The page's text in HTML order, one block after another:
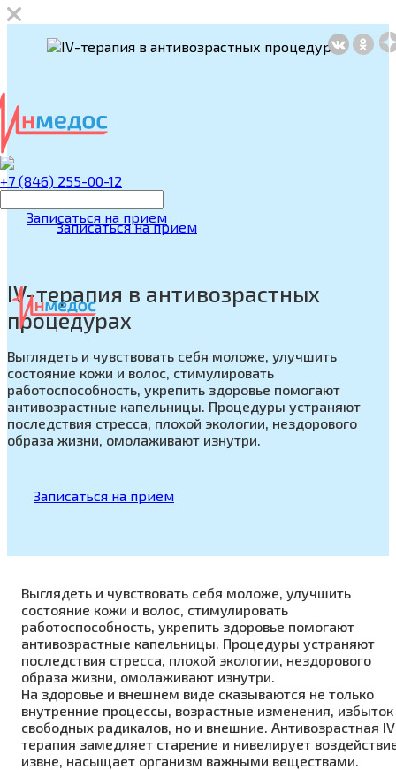
Записаться на прием
+7 (846) 255-00-12
Записаться на прием
IV-терапия в антивозрастных
процедурах
Выглядеть и чувствовать себя моложе, улучшить
состояние кожи и волос, стимулировать
работоспособность, укрепить здоровье помогают
антивозрастные капельницы. Процедуры устраняют
последствия стресса, плохой экологии, нездорового
образа жизни, омолаживают изнутри.
Записаться на приём
Выглядеть и чувствовать себя моложе, улучшить
состояние кожи и волос, стимулировать
работоспособность, укрепить здоровье помогают
антивозрастные капельницы. Процедуры устраняют
последствия стресса, плохой экологии, нездорового
образа жизни, омолаживают изнутри.
На здоровье и внешнем виде сказываются не только
внутренние процессы, возрастные изменения, избыток
свободных радикалов, но и внешние. Антивозрастная
терапия замедляет старение и нивелирует
извне, насыщает организм важными веществами.